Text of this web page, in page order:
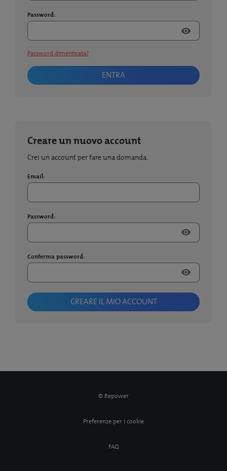
Password:
visibility
Password dimenticata?
ENTRA
Creare un nuovo account
Crei un account per fare una domanda.
Email:
Password:
visibility
Conferma password:
visibility
CREARE IL MIO ACCOUNT
© Repower
Preferenze per i cookie
FAQ